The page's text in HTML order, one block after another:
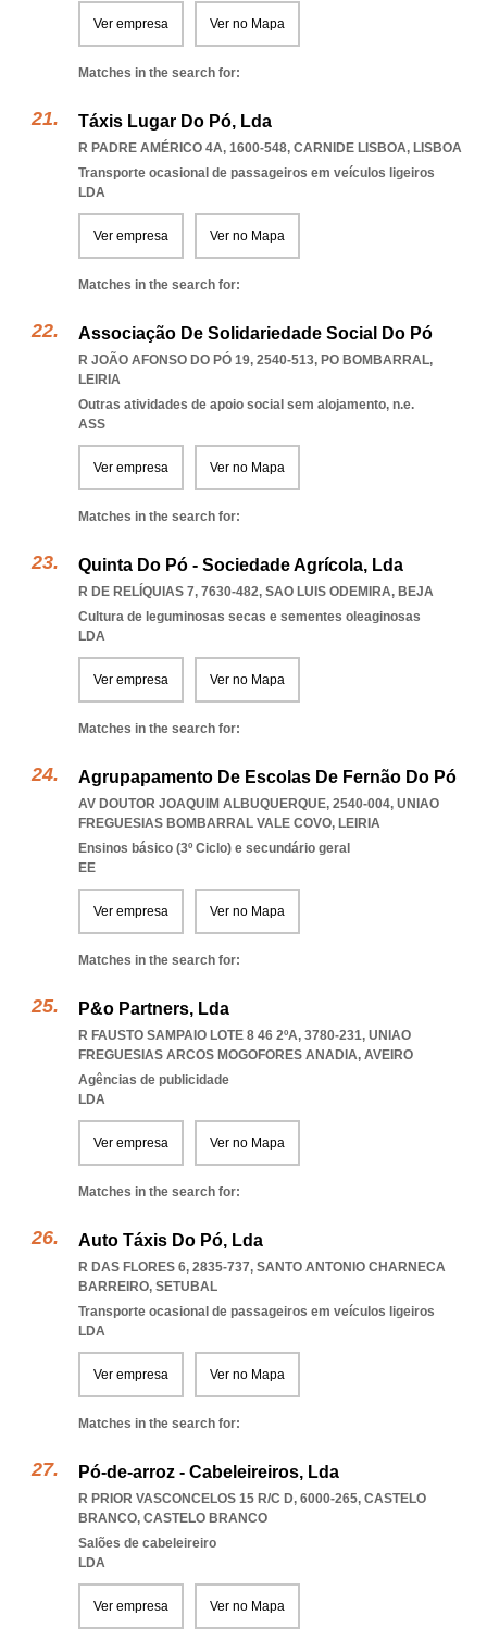
Ver empresa Ver no Mapa
Matches in the search for:
Táxis Lugar Do Pó, Lda
R PADRE AMÉRICO 4A, 1600-548, CARNIDE LISBOA, LISBOA
Transporte ocasional de passageiros em veículos ligeiros
LDA
Ver empresa Ver no Mapa
Matches in the search for:
Associação De Solidariedade Social Do Pó
R JOÃO AFONSO DO PÓ 19, 2540-513, PO BOMBARRAL,
LEIRIA
Outras atividades de apoio social sem alojamento, n.e.
ASS
Ver empresa Ver no Mapa
Matches in the search for:
Quinta Do Pó - Sociedade Agrícola, Lda
R DE RELÍQUIAS 7, 7630-482, SAO LUIS ODEMIRA, BEJA
Cultura de leguminosas secas e sementes oleaginosas
LDA
Ver empresa Ver no Mapa
Matches in the search for:
Agrupapamento De Escolas De Fernão Do Pó
AV DOUTOR JOAQUIM ALBUQUERQUE, 2540-004, UNIAO
FREGUESIAS BOMBARRAL VALE COVO, LEIRIA
Ensinos básico (3º Ciclo) e secundário geral
EE
Ver empresa Ver no Mapa
Matches in the search for:
P&o Partners, Lda
R FAUSTO SAMPAIO LOTE 8 46 2ºA, 3780-231, UNIAO
FREGUESIAS ARCOS MOGOFORES ANADIA, AVEIRO
Agências de publicidade
LDA
Ver empresa Ver no Mapa
Matches in the search for:
Auto Táxis Do Pó, Lda
R DAS FLORES 6, 2835-737, SANTO ANTONIO CHARNECA
BARREIRO, SETUBAL
Transporte ocasional de passageiros em veículos ligeiros
LDA
Ver empresa Ver no Mapa
Matches in the search for:
Pó-de-arroz - Cabeleireiros, Lda
R PRIOR VASCONCELOS 15 R/C D, 6000-265, CASTELO
BRANCO, CASTELO BRANCO
Salões de cabeleireiro
LDA
Ver empresa Ver no Mapa